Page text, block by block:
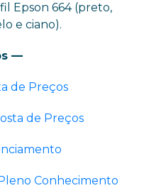
Epson 664 (preto,
e ciano).
—
de Preços
de Preços
Conhecimento